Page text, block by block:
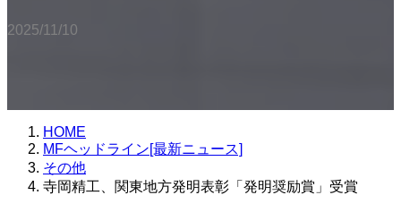
2025/11/10
HOME
MFヘッドライン[最新ニュース]
その他
寺岡精工、関東地方発明表彰「発明奨励賞」受賞